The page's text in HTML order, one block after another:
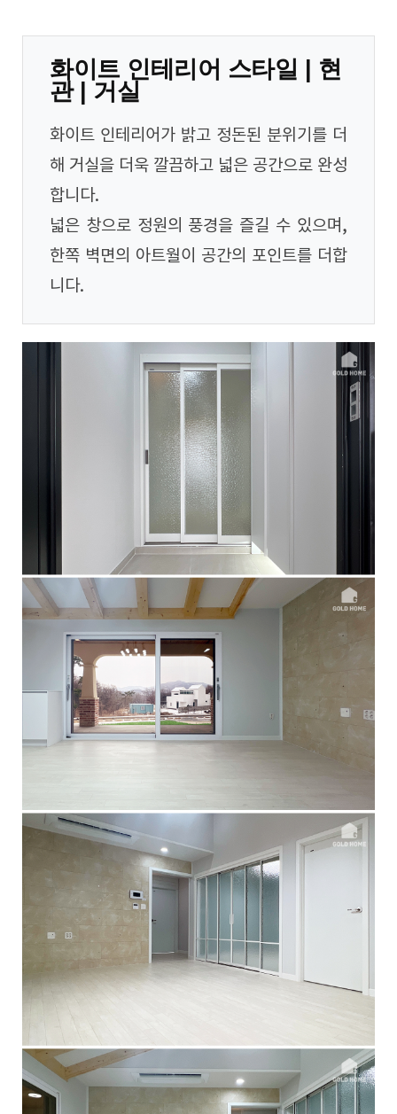
화이트 인테리어 스타일 | 현
관 | 거실
화이트 인테리어가 밝고 정돈된 분위기를 더
해 거실을 더욱 깔끔하고 넓은 공간으로 완성
합니다.
넓은 창으로 정원의 풍경을 즐길 수 있으며,
한쪽 벽면의 아트월이 공간의 포인트를 더합
니다.